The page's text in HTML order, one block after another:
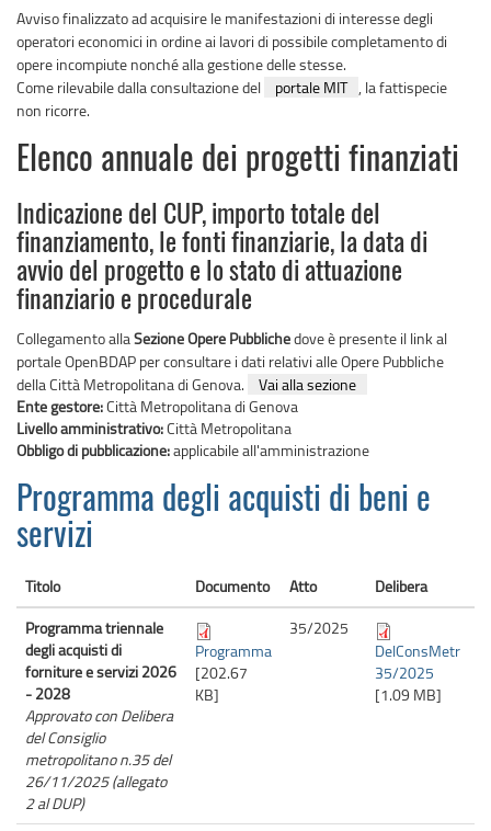
Avviso finalizzato ad acquisire le manifestazioni di interesse degli
operatori economici in ordine ai lavori di possibile completamento di
opere incompiute nonché alla gestione delle stesse.​
Come rilevabile dalla consultazione del
portale MIT
, la fattispecie
non ricorre.​ ​
Elenco annuale dei progetti finanziati
Indicazione del CUP, importo totale del
finanziamento, le fonti finanziarie, la data di
avvio del progetto e lo stato di attuazione
finanziario e procedurale
Collegamento alla Sezione Opere Pubblichedove è presente il link al
portale OpenBDAP per consultare i dati relativi alle Opere Pubbliche
della Città Metropolitana di Genova.
Vai alla sezione
Ente gestore:Città Metropolitana di Genova
Livello amministrativo:Città Metropolitana
Obbligo di pubblicazione:applicabile all'amministrazione
Programma degli acquisti di beni e
servizi
Titolo Documento Atto
Delibera
Programma triennale
degli acquisti di
forniture e servizi 2026
- 2028
Approvato con Delibera
del Consiglio
metropolitano n.35 del
26/11/2025 (allegato
2 al DUP)
Programma
[202.67
KB]
35/2025
DelConsMetr
35/2025
[1.09 MB]